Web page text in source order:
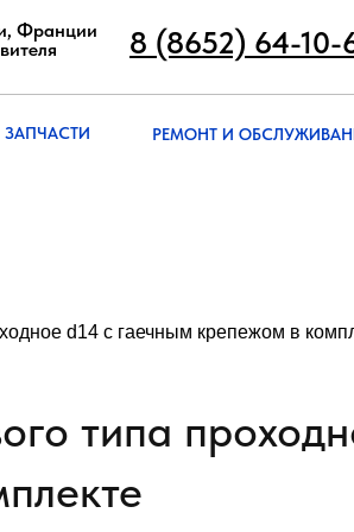
Франции
8 (8652) 64-10-
ЗАПЧАСТИ РЕМОНТ И
8 (8652) 64-10-
ЗАПЧАСТИ
d14 с гаечным крепежом в
типа